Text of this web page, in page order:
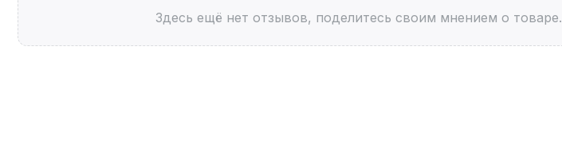
Здесь ещё нет отзывов, поделитесь своим мнением о товаре.